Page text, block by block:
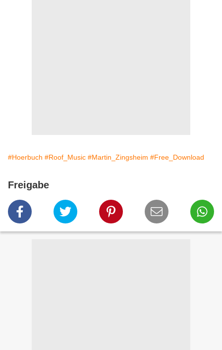
#Hoerbuch #Roof_Music #Martin_Zingsheim #Free_Download
Freigabe